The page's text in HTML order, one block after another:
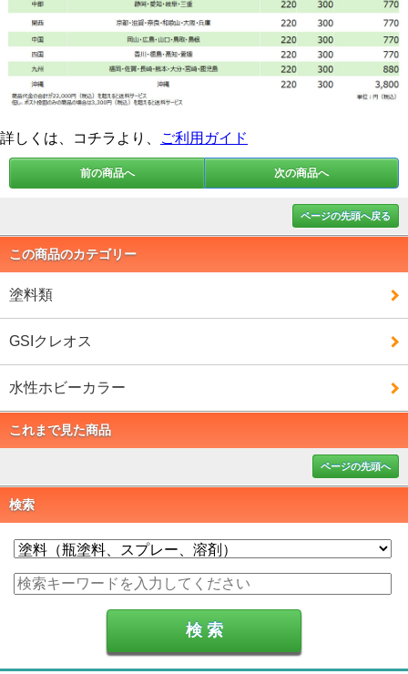
詳しくは、コチラより、 ご利用ガイド
前の商品へ 次の商品へ
ページの先頭へ戻る
この商品のカテゴリー
塗料類
GSIクレオス
水性ホビーカラー
これまで見た商品
ページの先頭へ
検索